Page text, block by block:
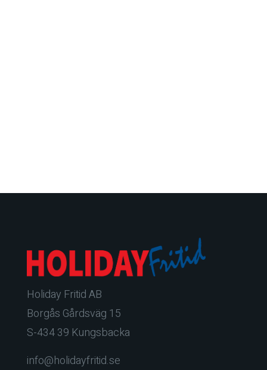
Holiday Fritid AB
Borgås Gårdsväg 15
S-434 39 Kungsbacka
info@holidayfritid.se